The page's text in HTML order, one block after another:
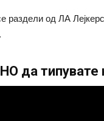
раздели од ЛА
да типувате